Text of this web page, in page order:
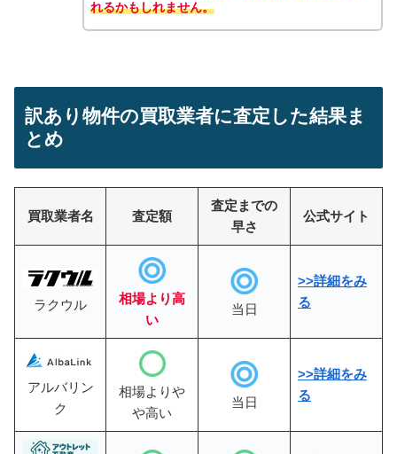
れるかもしれません。
訳あり物件の買取業者に査定した結果ま
とめ
買取業者名 査定額
査定までの
早さ
公式サイト
ラクウル
相場より高
い
当日
>>詳細をみ
る
アルバリン
ク
相場よりや
や高い
当日
>>詳細をみ
る